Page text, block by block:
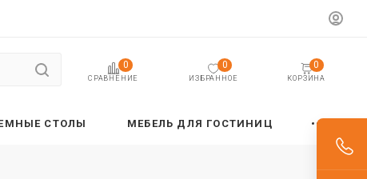
СРАВНЕНИЕ
0
ИЗБРАННОЕ
0
КОРЗИНА
0
СТОЛЫ МЕБЕЛЬ ДЛЯ ГОСТИНИЦ